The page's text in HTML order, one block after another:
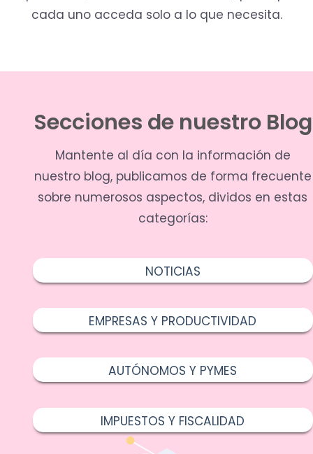
cada uno acceda solo a lo que necesita.
Secciones de nuestro Blog
Mantente al día con la información de
nuestro blog, publicamos de forma frecuente
sobre numerosos aspectos, dividos en estas
categorías:
NOTICIAS
EMPRESAS Y PRODUCTIVIDAD
AUTÓNOMOS Y PYMES
IMPUESTOS Y FISCALIDAD